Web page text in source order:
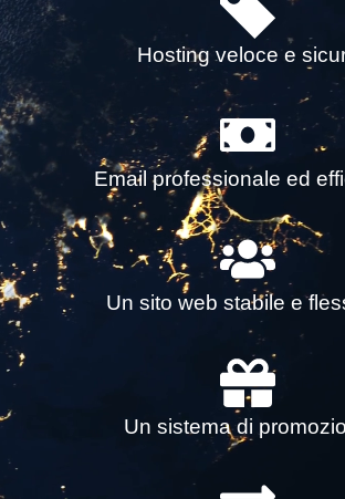
Hosting veloce e
Email professionale ed
Un sito web stabile e
Un sistema di